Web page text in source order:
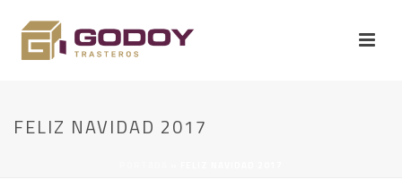
FELIZ NAVIDAD 2017